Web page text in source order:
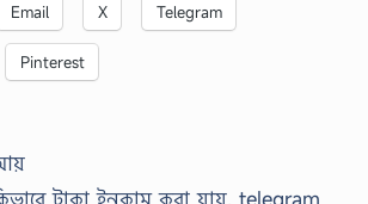
Email X Telegram
Pinterest
টাকা ইনকাম করা যায়,telegram